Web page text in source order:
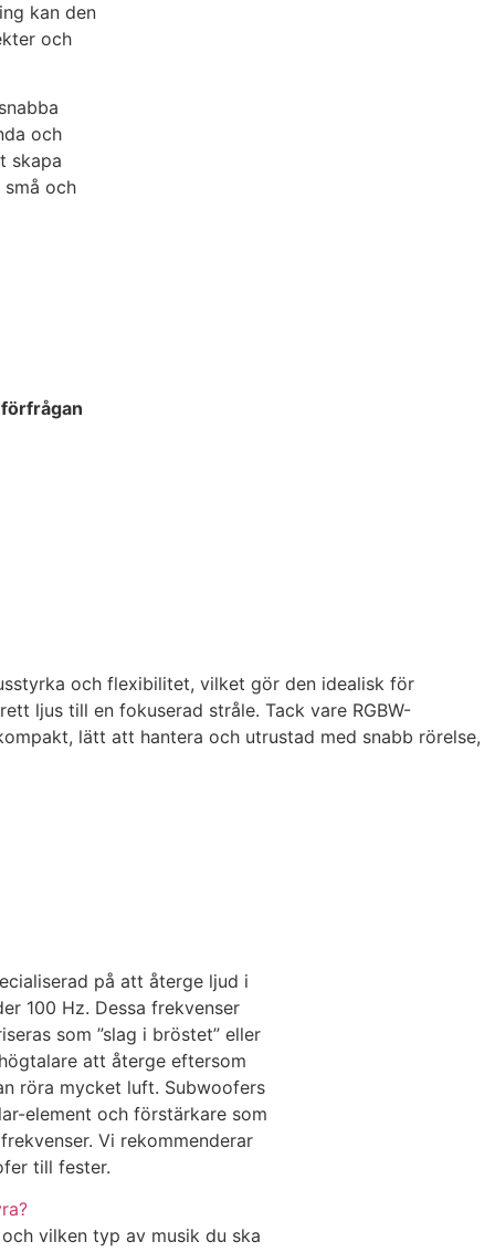
kan den
och
och
skapa
och
och flexibilitet, vilket gör den idealisk för
ljus till en fokuserad stråle. Tack vare RGBW-
lätt att hantera och utrustad med snabb rörelse,
på att återge ljud i
100 Hz. Dessa frekvenser
som ”slag i bröstet” eller
att återge eftersom
röra mycket luft. Subwoofers
element och förstärkare som
Vi rekommenderar
till fester.
vilken typ av musik du ska